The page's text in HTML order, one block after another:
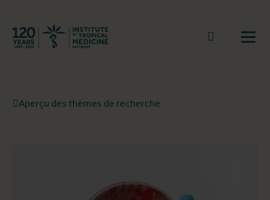
Retourner à la page d'accueil
go to
Aperçu des thèmes de recherche